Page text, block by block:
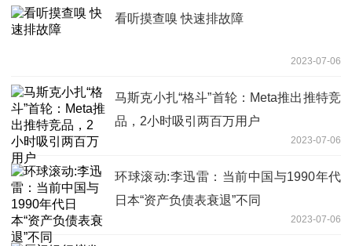
看听摸查嗅 快速排故障
2023-07-06
马斯克小扎“格斗”首轮：Meta推出推特竞
品，2小时吸引两百万用户
2023-07-06
环球滚动:李迅雷：当前中国与1990年代
日本“资产负债表衰退”不同
2023-07-06